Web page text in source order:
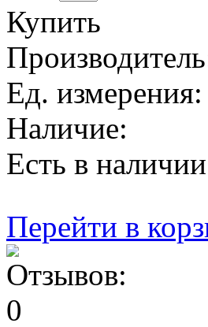
Купить
Ед. измерения:
Наличие:
Есть в наличии
Перейти в